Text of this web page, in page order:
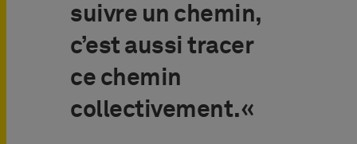
suivre un chemin,
c’est aussi tracer
ce chemin
collectivement.«